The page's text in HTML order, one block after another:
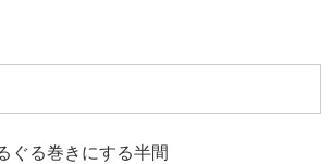
ぐる巻きにする半間